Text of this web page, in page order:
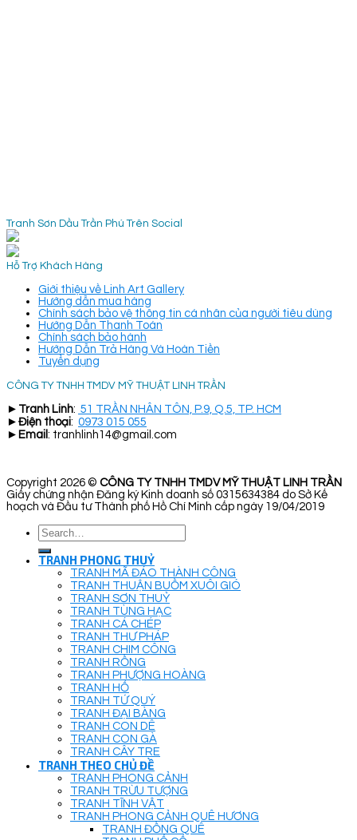
Tranh Sơn Dầu Trần Phú Trên Social
Hỗ Trợ Khách Hàng
Giới thiệu về Linh Art Gallery
Hướng dẫn mua hàng
Chính sách bảo vệ thông tin cá nhân của người tiêu dùng
Hướng Dẫn Thanh Toán
Chính sách bảo hành
Hướng Dẫn Trả Hàng Và Hoàn Tiền
Tuyển dụng
CÔNG TY TNHH TMDV MỸ THUẬT LINH TRẦN
► Tranh Linh: 51 TRẦN NHÂN TÔN, P.9, Q.5, TP. HCM
► Điện thoại: 0973 015 055
► Email : tranhlinh14@gmail.com
Copyright 2026 © CÔNG TY TNHH TMDV MỸ THUẬT LINH TRẦN
Giấy chứng nhận Đăng ký Kinh doanh số 0315634384 do Sở Kế
hoạch và Đầu tư Thành phố Hồ Chí Minh cấp ngày 19/04/2019
Search
for:
TRANH PHONG THUỶ
TRANH MÃ ĐÁO THÀNH CÔNG
TRANH THUẬN BUỒM XUÔI GIÓ
TRANH SƠN THUỶ
TRANH TÙNG HẠC
TRANH CÁ CHÉP
TRANH THƯ PHÁP
TRANH CHIM CÔNG
TRANH RỒNG
TRANH PHƯỢNG HOÀNG
TRANH HỔ
TRANH TỨ QUÝ
TRANH ĐẠI BÀNG
TRANH CON DÊ
TRANH CON GÀ
TRANH CÂY TRE
TRANH THEO CHỦ ĐỀ
TRANH PHONG CẢNH
TRANH TRỪU TƯỢNG
TRANH TĨNH VẬT
TRANH PHONG CẢNH QUÊ HƯƠNG
TRANH ĐỒNG QUÊ